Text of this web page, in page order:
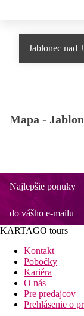
Jablonec nad
Mapa -
Najlepšie ponuky
do vášho e-mailu
KARTAGO tours
Kontakt
Pobočky
Kariéra
O nás
Pre predajcov
Prehlásenie o